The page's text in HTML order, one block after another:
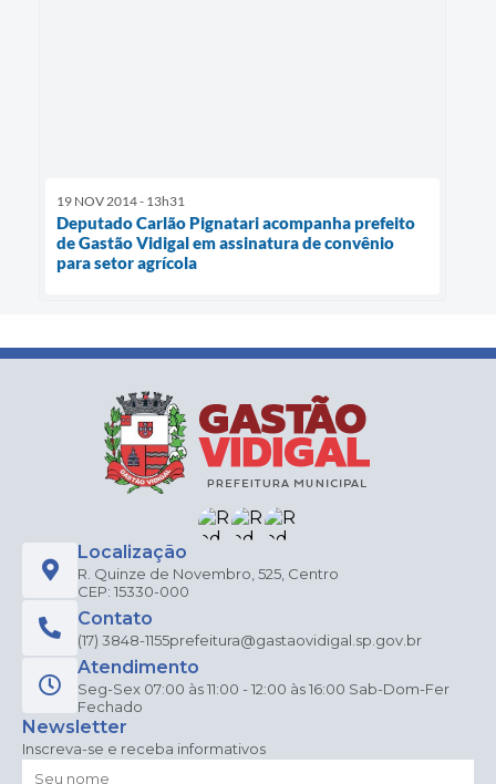
19 NOV 2014 - 13h31
Deputado Carlão Pignatari acompanha prefeito
de Gastão Vidigal em assinatura de convênio
para setor agrícola
Localização
R. Quinze de Novembro, 525, Centro
CEP: 15330-000
Contato
(17) 3848-1155prefeitura@gastaovidigal.sp.gov.br
Atendimento
Seg-Sex 07:00 às 11:00 - 12:00 às 16:00 Sab-Dom-Fer
Fechado
Newsletter
Inscreva-se e receba informativos